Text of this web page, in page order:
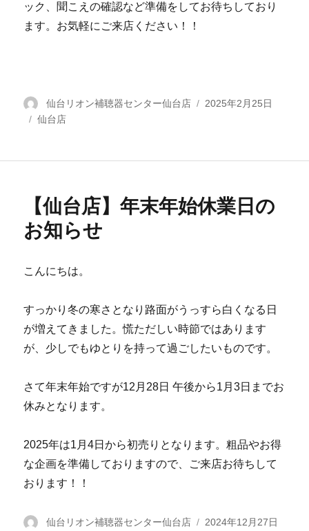
ック、聞こえの確認など準備をしてお待ちしており
ます。お気軽にご来店ください！！
投
稿
仙台リオン補聴器センター仙台店
投
2025年2月25日
カ
仙台店
【仙台店】年末年始休業日の
お知らせ
こんにちは。
すっかり冬の寒さとなり路面がうっすら白くなる日
が増えてきました。慌ただしい時節ではあります
が、少しでもゆとりを持って過ごしたいものです。
さて年末年始ですが12月28日 午後から1月3日までお
休みとなります。
2025年は1月4日から初売りとなります。粗品やお得
な企画を準備しておりますので、ご来店お待ちして
おります！！
投
仙台リオン補聴器センター仙台店
投
2024年12月27日